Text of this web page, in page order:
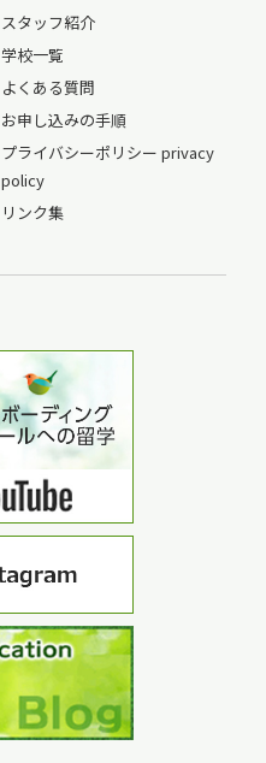
スタッフ紹介
学校一覧
よくある質問
お申し込みの手順
プライバシーポリシー privacy
policy
リンク集